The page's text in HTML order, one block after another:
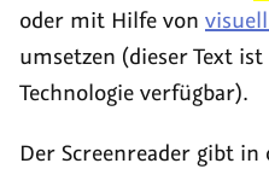
oder mit Hilfe von
umsetzen (dieser Text
Technologie verfügbar).
Der Screenreader gibt in